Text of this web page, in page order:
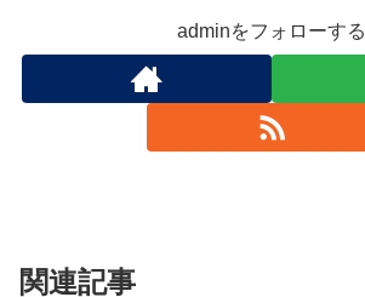
adminをフォローする
関連記事